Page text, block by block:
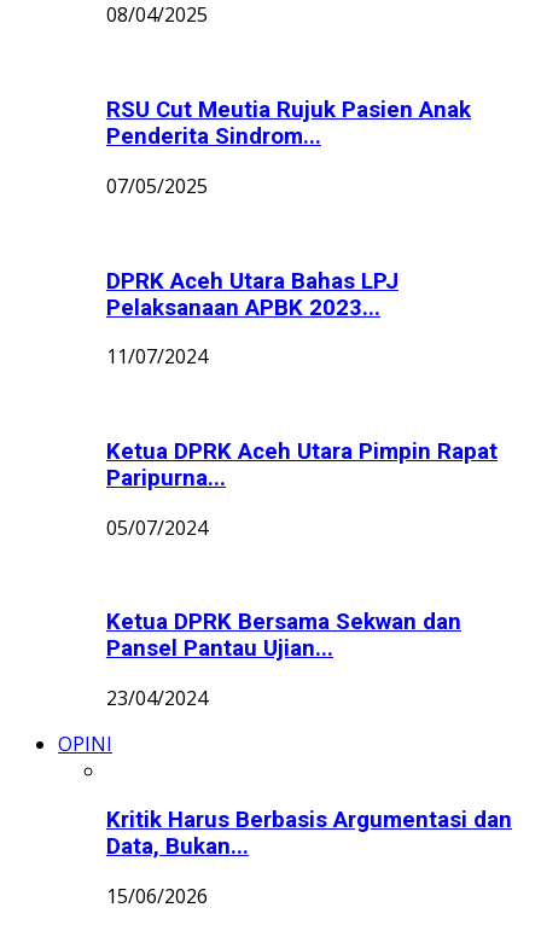
08/04/2025
RSU Cut Meutia Rujuk Pasien Anak
Penderita Sindrom...
07/05/2025
DPRK Aceh Utara Bahas LPJ
Pelaksanaan APBK 2023...
11/07/2024
Ketua DPRK Aceh Utara Pimpin Rapat
Paripurna...
05/07/2024
Ketua DPRK Bersama Sekwan dan
Pansel Pantau Ujian...
23/04/2024
OPINI
Kritik Harus Berbasis Argumentasi dan
Data, Bukan...
15/06/2026